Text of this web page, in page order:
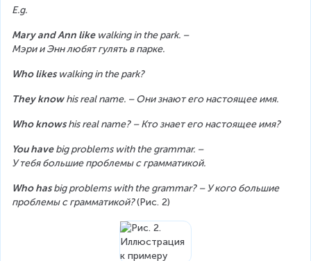
E.g.
Mary and Ann like walking in the park. –
Мэри и Энн любят гулять в парке.
Who likes walking in the park?
They know his real name. – Они знают его настоящее имя.
Who knows his real name? – Кто знает его настоящее имя?
You have big problems with the grammar. –
У тебя большие проблемы с грамматикой.
Who has big problems with the grammar? – У кого большие
проблемы с грамматикой? (Рис. 2)